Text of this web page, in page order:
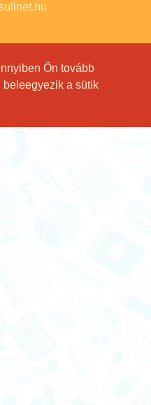
Ön tovább
beleegyezik a sütik